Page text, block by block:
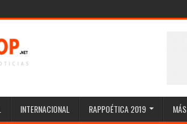
INTERNACIONAL RAPPOÉTICA 2019 MÁS